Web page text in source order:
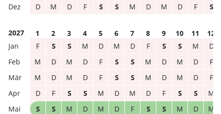
D
M D F S S M D M D F S
2027 1 2 3 4 5 6 7 8 9 10 11
12
F
S S M D M D F S S M
D
M
D M D F S S M D M D
F
M
D M D F S S M D M D
F
D
F S S M D M D F S S
M
S
S M D M D F S S M D
M